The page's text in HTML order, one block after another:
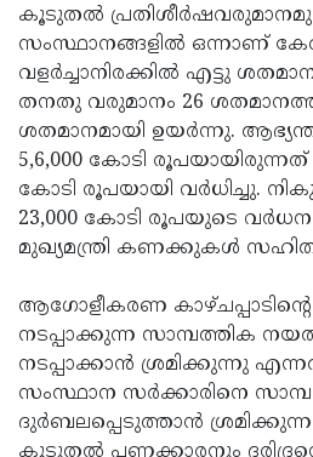
കൂടുതൽ
സംസ്ഥാനങ്ങളിൽ ഒന്നാണ്
വളർച്ചാനിരക്കിൽ എട്ടു
തനതു വരുമാനം 26
ശതമാനമായി ഉയർന്നു.
5,6,000 കോടി രൂപയായിരുന്നത്
കോടി രൂപയായി വർധിച്ചു.
23,000 കോടി രൂപയുടെ
മുഖ്യമന്ത്രി കണക്കുകൾ സഹിതം
ആഗോളീകരണ
നടപ്പാക്കുന്ന സാമ്പത്തിക
നടപ്പാക്കാൻ ശ്രമിക്കുന്നു
സംസ്ഥാന സർക്കാരിനെ
ദുർബലപ്പെടുത്താൻ
കൂടുതൽ പണക്കാരനും ദരിദ്രനെ